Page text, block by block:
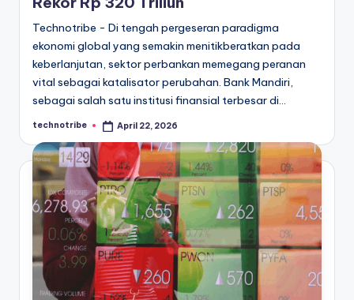
Technotribe - Di tengah pergeseran paradigma
ekonomi global yang semakin menitikberatkan pada
keberlanjutan, sektor perbankan memegang peranan
vital sebagai katalisator perubahan. Bank Mandiri,
sebagai salah satu institusi finansial terbesar di…
Posted
technotribe April 22, 2026